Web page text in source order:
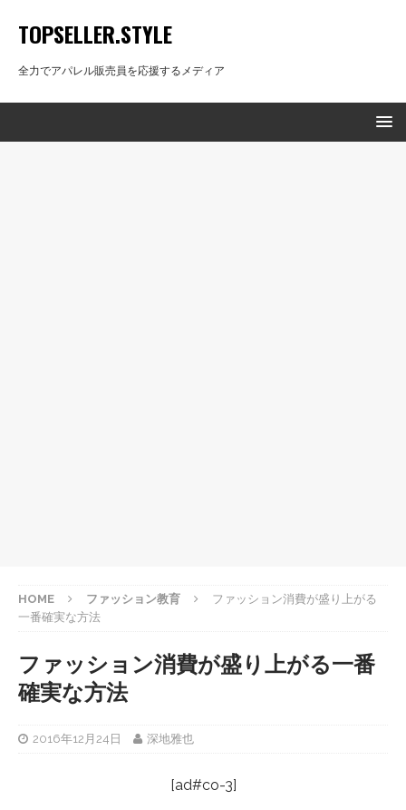
TOPSELLER.STYLE
全力でアパレル販売員を応援するメディア
HOME ファッション教育
ファッション消費が盛り上がる
一番確実な方法
ファッション消費が盛り上がる一番
確実な方法
2016年12月24日 深地雅也
[ad#co-3]